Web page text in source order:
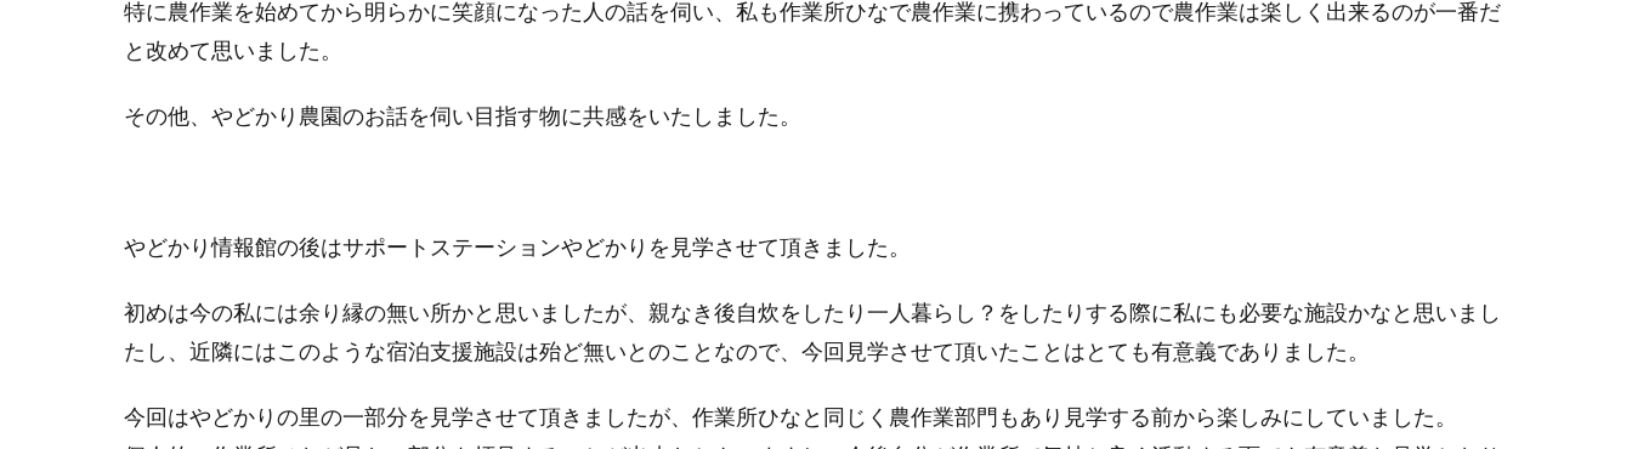
特に農作業を始めてから明らかに笑顔になった人の話を伺い、私も作業所ひなで農作業に携わっているので農作業は楽しく出来るのが一番だ
と改めて思いました。
その他、やどかり農園のお話を伺い目指す物に共感をいたしました。
やどかり情報館の後はサポートステーションやどかりを見学させて頂きました。
初めは今の私には余り縁の無い所かと思いましたが、親なき後自炊をしたり一人暮らし？をしたりする際に私にも必要な施設かなと思いまし
たし、近隣にはこのような宿泊支援施設は殆ど無いとのことなので、今回見学させて頂いたことはとても有意義でありました。
今回はやどかりの里の一部分を見学させて頂きましたが、作業所ひなと同じく農作業部門もあり見学する前から楽しみにしていました。